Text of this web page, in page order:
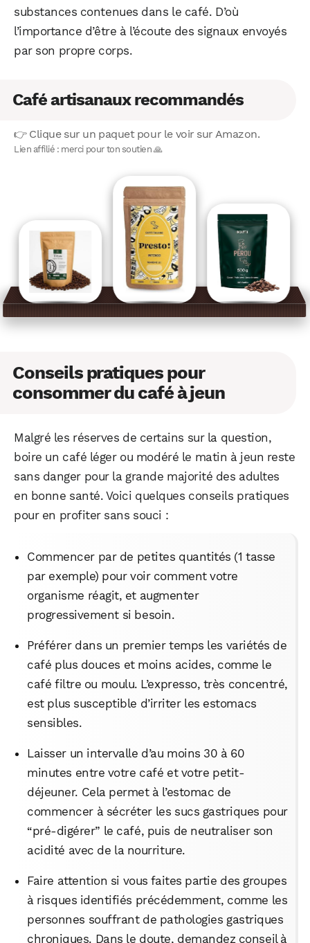
substances contenues dans le café. D’où
l’importance d’être à l’écoute des signaux envoyés
par son propre corps.
Café artisanaux recommandés
👉 Clique sur un paquet pour le voir sur Amazon.
Lien affilié : merci pour ton soutien 🙏
Conseils pratiques pour
consommer du café à jeun
Malgré les réserves de certains sur la question,
boire un café léger ou modéré le matin à jeun reste
sans danger pour la grande majorité des adultes
en bonne santé. Voici quelques conseils pratiques
pour en profiter sans souci :
Commencer par de petites quantités (1 tasse
par exemple) pour voir comment votre
organisme réagit, et augmenter
progressivement si besoin.
Préférer dans un premier temps les variétés de
café plus douces et moins acides, comme le
café filtre ou moulu. L’expresso, très concentré,
est plus susceptible d’irriter les estomacs
sensibles.
Laisser un intervalle d’au moins 30 à 60
minutes entre votre café et votre petit-
déjeuner. Cela permet à l’estomac de
commencer à sécréter les sucs gastriques pour
“pré-digérer” le café, puis de neutraliser son
acidité avec de la nourriture.
Faire attention si vous faites partie des groupes
à risques identifiés précédemment, comme les
personnes souffrant de pathologies gastriques
chroniques. Dans le doute, demandez conseil à
Telegram
Facebook X LinkedIn